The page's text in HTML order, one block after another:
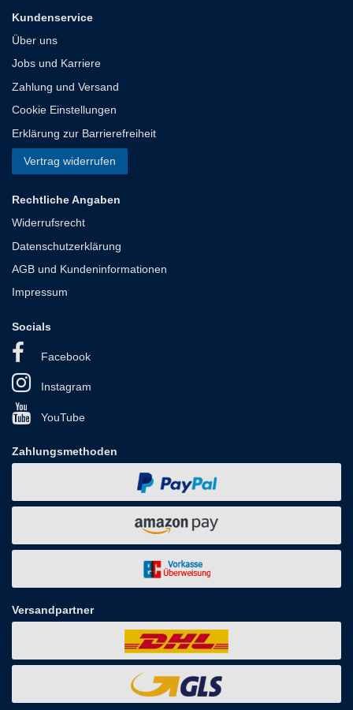
Kundenservice
Über uns
Jobs und Karriere
Zahlung und Versand
Cookie Einstellungen
Erklärung zur Barrierefreiheit
Vertrag widerrufen
Rechtliche Angaben
Widerrufsrecht
Datenschutzerklärung
AGB und Kundeninformationen
Impressum
Socials
Facebook
Instagram
YouTube
Zahlungsmethoden
Versandpartner